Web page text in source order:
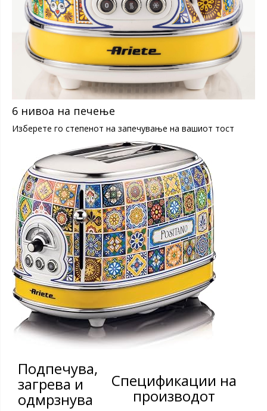
6 нивоа на печење
Изберете го степенот на запечување на вашиот тост
Подпечува,
загрева и
одмрзнува
Спецификации на
производот